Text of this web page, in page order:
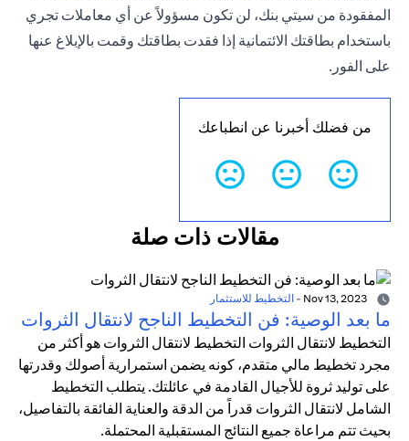
المفقودة من سيتي بنك، لن تكون مسؤولاً عن أي معاملات تجري
باستخدام بطاقتك الائتمانية إذا فقدت بطاقتك وقمت بالإبلاغ عنها
على الفور.
من فضلك أخبرنا عن انطباعك
مقالات ذات صلة
- التخطيط للاستثمار
ما بعد الوصية: فن التخطيط الناجح لانتقال الثروات
التخطيط لانتقال الثروات التخطيط لانتقال الثروات هو أكثر من
مجرد تخطيط مالي متقدم، كونه يضمن استمرارية أصولك وقدرتها
على توليد ثروة للأجيال القادمة في عائلتك. يتطلب التخطيط
الشامل لانتقال الثروات قدراً من الدقة والعناية الفائقة بالتفاصيل،
بحيث تتم مراعاة جميع النتائج المستقبلية المحتملة.